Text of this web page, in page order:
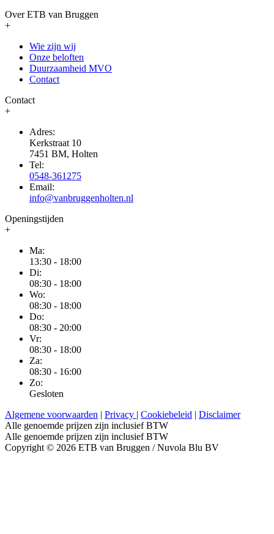
Over ETB van Bruggen
+
Wie zijn wij
Onze beloften
Duurzaamheid MVO
Contact
Contact
+
Adres:
Kerkstraat 10
7451 BM, Holten
Tel:
0548-361275
Email:
info@vanbruggenholten.nl
Openingstijden
+
Ma:
13:30 - 18:00
Di:
08:30 - 18:00
Wo:
08:30 - 18:00
Do:
08:30 - 20:00
Vr:
08:30 - 18:00
Za:
08:30 - 16:00
Zo:
Gesloten
Algemene voorwaarden | Privacy | Cookiebeleid | Disclaimer
Alle genoemde prijzen zijn inclusief BTW
Alle genoemde prijzen zijn inclusief BTW
Copyright © 2026 ETB van Bruggen / Nuvola Blu BV